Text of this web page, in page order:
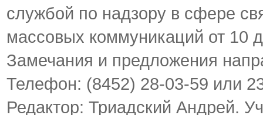
службой по надзору в сфере
массовых коммуникаций от 10
Замечания и предложения
Телефон: (8452) 28-03-59 или
Редактор: Триадский Андрей.